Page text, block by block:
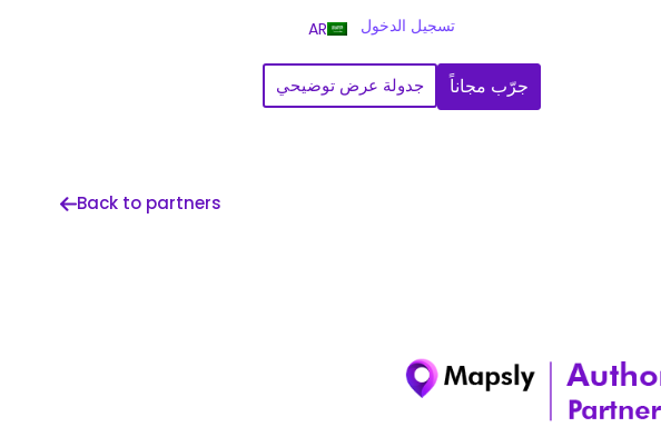
تسجيل الدخول AR
جرّب مجاناً جدولة عرض توضيحي
Back to partners